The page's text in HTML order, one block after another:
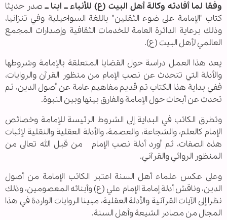
وفقا لما أفادته وكالة أهل البيت (ع) للأنباء ــ ابنا ــصدر حديثا
كتاب "الإمامة على ضوء الثقلين" باللغة السواحيلية وفي تنزانيا،
وذلك برعاية الدائرة العامة للخدمات الثقافية وإصدارات المجمع
العالمي لأهل البيت (ع).
يعد هذا العمل دراسة حول القضايا المتعلقة بالإمامة وشروطها
والأدلة التي تتحدث عن نصب الإمام من منظور القرآن والروايات،
ففي بداية هذا الكتاب تم قديم مفاهيم عامة عن أصول الدين، ثم
تحدث عن أبحاث حول الإمامة والفارق بينها وبين النبوة.
وتطرق الكاتب في البداية إلى الشروط الرئيسة للإمامة وخصائص
الإمام كالعلم، والشجاعة، والعصمة، والأدلة العقلية والنقلية لإثبات
هذه الصفات، ثم أورد أدلة نصب الإمام من قبل الله تعالى من
المنظور الروائي والقرآني.
وعلى عكس علماء أهل السنة اعتبر الكاتب الإمامة من أصول
الدين، وناقش أدلة إمامة الإمام علي (ع) وأبنائه المعصومين، وذلك
نظرا إلى الآيات القرآنية والأدلة العقلية، مبينا الروايات الواردة في هذا
المجال من مصادر الشيعة وأهل السنة.